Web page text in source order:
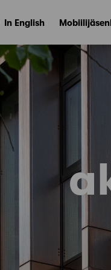
In English